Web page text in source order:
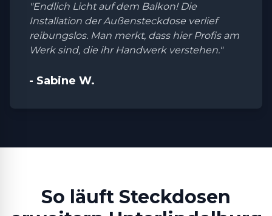
"Endlich Licht auf dem Balkon! Die
Installation der Außensteckdose verlief
reibungslos. Man merkt, dass hier Profis am
Werk sind, die ihr Handwerk verstehen."
- Sabine W.
So läuft Steckdosen